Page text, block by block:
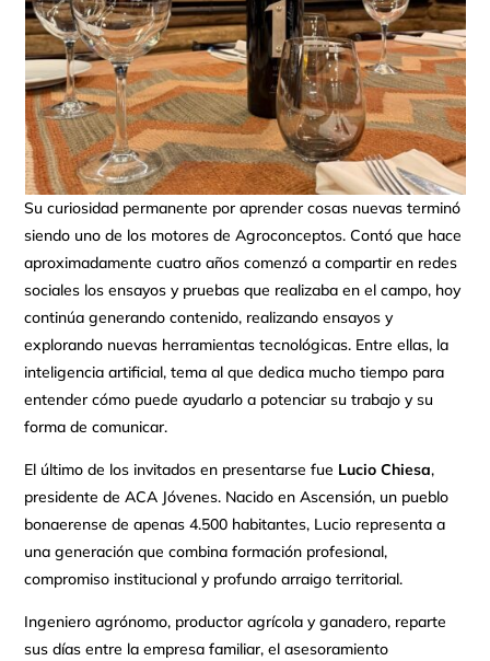
Su curiosidad permanente por aprender cosas nuevas terminó
siendo uno de los motores de Agroconceptos. Contó que hace
aproximadamente cuatro años comenzó a compartir en redes
sociales los ensayos y pruebas que realizaba en el campo, hoy
continúa generando contenido, realizando ensayos y
explorando nuevas herramientas tecnológicas. Entre ellas, la
inteligencia artificial, tema al que dedica mucho tiempo para
entender cómo puede ayudarlo a potenciar su trabajo y su
forma de comunicar.
El último de los invitados en presentarse fue Lucio Chiesa,
presidente de ACA Jóvenes. Nacido en Ascensión, un pueblo
bonaerense de apenas 4.500 habitantes, Lucio representa a
una generación que combina formación profesional,
compromiso institucional y profundo arraigo territorial.
Ingeniero agrónomo, productor agrícola y ganadero, reparte
sus días entre la empresa familiar, el asesoramiento